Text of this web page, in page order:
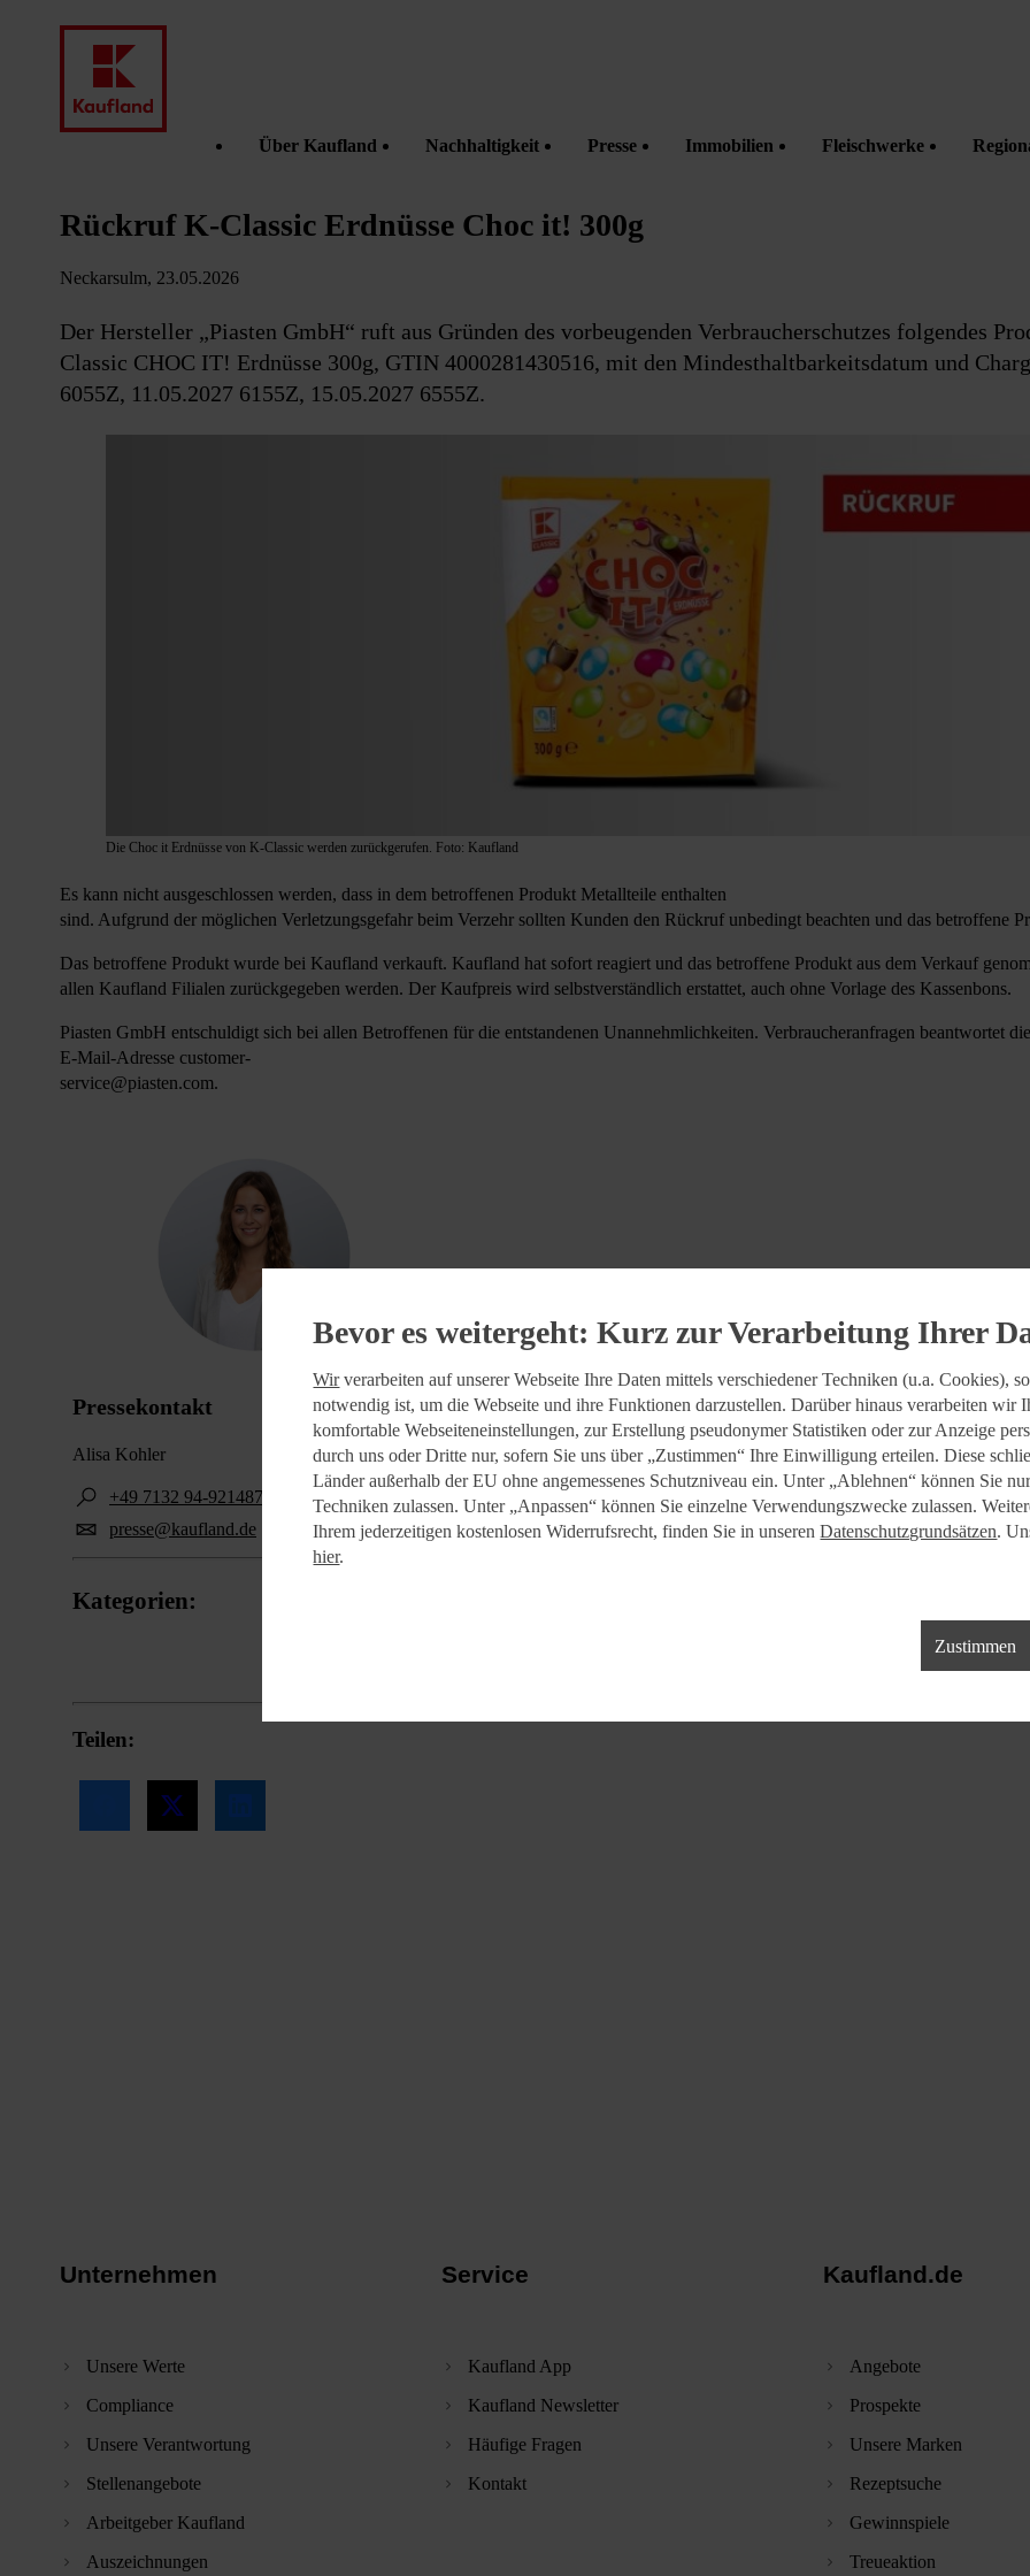
Über Kaufland Nachhaltigkeit Presse Immobilien Fleischwerke
Rückruf K-Classic Erdnüsse Choc it! 300g
Neckarsulm, 23.05.2026
Der Hersteller „Piasten GmbH“ ruft aus Gründen des vorbeugenden Verbraucherschutzes folgendes
Classic CHOC IT! Erdnüsse 300g, GTIN 4000281430516, mit den Mindesthaltbarkeitsdatum und
6055Z, 11.05.2027 6155Z, 15.05.2027 6555Z.
Die Choc it Erdnüsse von K-Classic werden zurückgerufen. Foto: Kaufland
Es kann nicht ausgeschlossen werden, dass in dem betroffenen Produkt Metallteile enthalten
sind. Aufgrund der möglichen Verletzungsgefahr beim Verzehr sollten Kunden den Rückruf unbedingt beachten und das betroffene
Das betroffene Produkt wurde bei Kaufland verkauft. Kaufland hat sofort reagiert und das betroffene Produkt aus dem Verkauf
allen Kaufland Filialen zurückgegeben werden. Der Kaufpreis wird selbstverständlich erstattet, auch ohne Vorlage des Kassenbons.
Piasten GmbH entschuldigt sich bei allen Betroffenen für die entstandenen Unannehmlichkeiten. Verbraucheranfragen beantwortet
E-Mail-Adresse customer-
service@piasten.com.
Pressekontakt
Alisa Kohler
+49 7132 94-921487
presse@kaufland.de
Kategorien:
Teilen:
Unternehmen
Unsere Werte
Compliance
Unsere Verantwortung
Stellenangebote
Arbeitgeber Kaufland
Auszeichnungen
Service
Kaufland App
Kaufland Newsletter
Häufige Fragen
Kontakt
Kaufland.de
Angebote
Prospekte
Unsere Marken
Rezeptsuche
Gewinnspiele
Treueaktion
Bevor es weitergeht: Kurz zur Verarbeitung Ihrer
Wirverarbeiten auf unserer Webseite Ihre Daten mittels verschiedener Techniken (u.a. Cookies),
notwendig ist, um die Webseite und ihre Funktionen darzustellen. Darüber hinaus verarbeiten wir
komfortable Webseiteneinstellungen, zur Erstellung pseudonymer Statistiken oder zur Anzeige
durch uns oder Dritte nur, sofern Sie uns über „Zustimmen“ Ihre Einwilligung erteilen. Diese
Länder außerhalb der EU ohne angemessenes Schutzniveau ein. Unter „Ablehnen“ können Sie
Techniken zulassen. Unter „Anpassen“ können Sie einzelne Verwendungszwecke zulassen.
Ihrem jederzeitigen kostenlosen Widerrufsrecht, finden Sie in unserenDatenschutzgrundsätzen.
hier.
Zustimmen